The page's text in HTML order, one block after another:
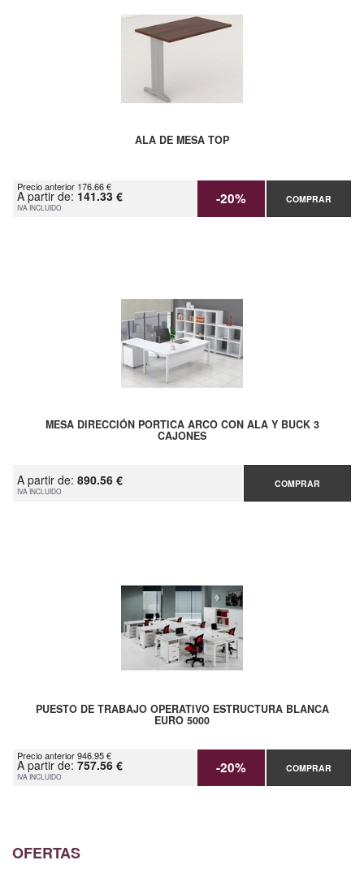
ALA DE MESA TOP
Precio anterior 176.66 €
A partir de: 141.33 €
IVA INCLUIDO -20% COMPRAR
MESA DIRECCIÓN PORTICA ARCO CON ALA Y BUCK 3
CAJONES
A partir de: 890.56 €
IVA INCLUIDO
COMPRAR
PUESTO DE TRABAJO OPERATIVO ESTRUCTURA BLANCA
EURO 5000
Precio anterior 946.95 €
A partir de: 757.56 €
IVA INCLUIDO -20% COMPRAR
OFERTAS